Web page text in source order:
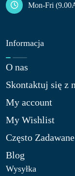
Mon-Fri
Informacja
O nas​
Skontaktuj się z
My account
My Wishlist
Często
Blog
Wysyłka